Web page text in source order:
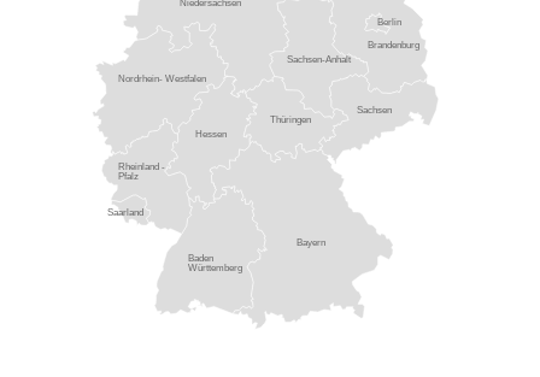
Baden
Württemberg
Bayern
Brandenburg
Hessen
Niedersachsen
Nordrhein- Westfalen
Rheinland -
Pfalz
Sachsen
Sachsen-Anhalt
Thüringen
Berlin
Saarland